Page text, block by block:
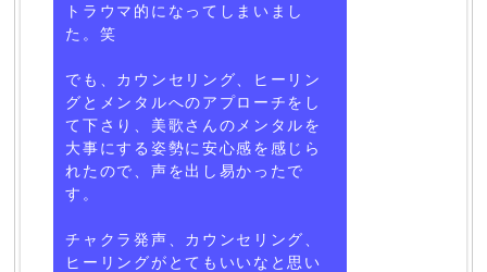
トラウマ的になってしまいまし
た。笑
でも、カウンセリング、ヒーリン
グとメンタルへのアプローチをし
て下さり、美歌さんのメンタルを
大事にする姿勢に安心感を感じら
れたので、声を出し易かったで
す。
チャクラ発声、カウンセリング、
ヒーリングがとてもいいなと思い